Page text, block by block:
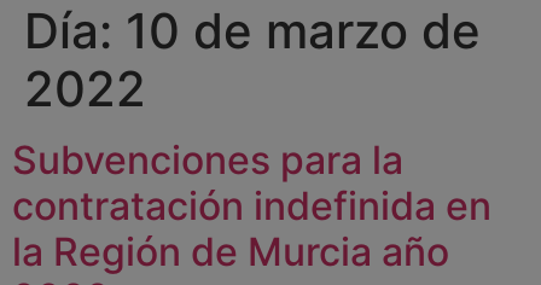
Día: 10 de marzo de
2022
Subvenciones para la
contratación indefinida en
la Región de Murcia año